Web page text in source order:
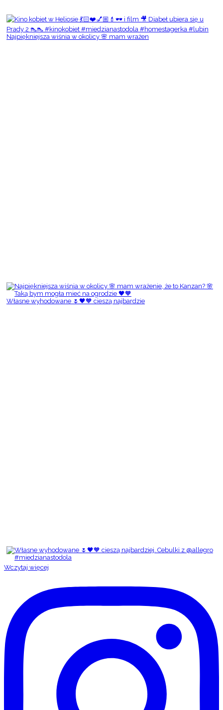
Najpiękniejsza wiśnia w okolicy 🌸 mam wrażen
Własne wyhodowane 🌷🖤🧡 cieszą najbardzie
Wczytaj więcej